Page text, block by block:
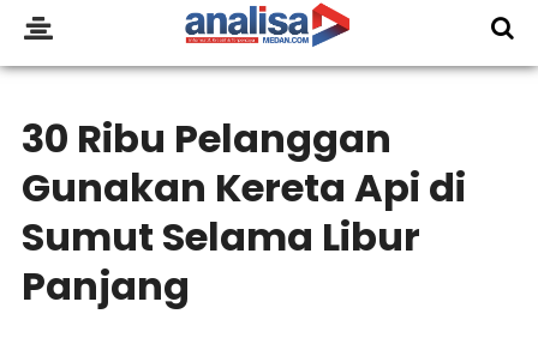
30 Ribu Pelanggan
Gunakan Kereta Api di
Sumut Selama Libur
Panjang